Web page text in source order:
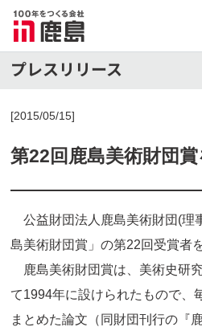
[2015/05/15]
第22回鹿島美術財団
公益財団法人鹿島美術財団(理
島美術財団賞」の第22回受賞者
鹿島美術財団賞は、美術史研
て1994年に設けられたもので、
まとめた論文（同財団刊行の『